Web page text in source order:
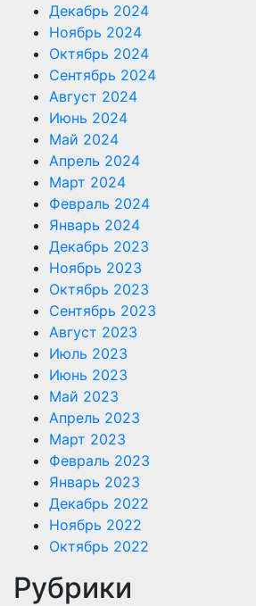
Декабрь 2024
Ноябрь 2024
Октябрь 2024
Сентябрь 2024
Август 2024
Июнь 2024
Май 2024
Апрель 2024
Март 2024
Февраль 2024
Январь 2024
Декабрь 2023
Ноябрь 2023
Октябрь 2023
Сентябрь 2023
Август 2023
Июль 2023
Июнь 2023
Май 2023
Апрель 2023
Март 2023
Февраль 2023
Январь 2023
Декабрь 2022
Ноябрь 2022
Октябрь 2022
Рубрики